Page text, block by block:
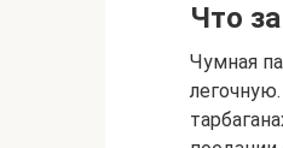
Что
Чумная